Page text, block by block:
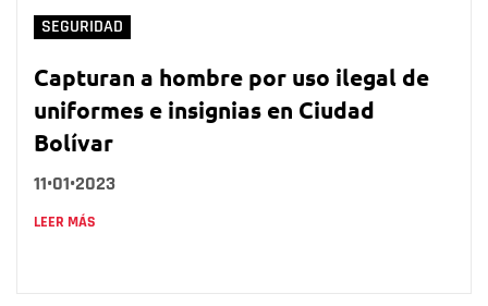
SEGURIDAD
Capturan a hombre por uso ilegal de
uniformes e insignias en Ciudad
Bolívar
11•01•2023
LEER MÁS